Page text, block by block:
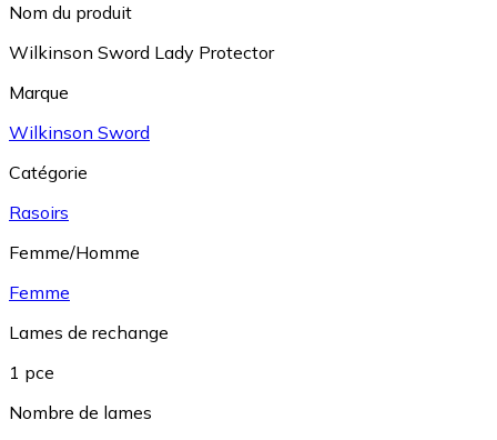
Nom du produit
Wilkinson Sword Lady Protector
Marque
Wilkinson Sword
Catégorie
Rasoirs
Femme/Homme
Femme
Lames de rechange
1 pce
Nombre de lames